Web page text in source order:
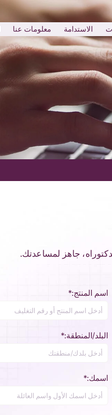
الاستدامة معلومات عنا
جاهز لمساعدتك.
اسم المنتج:*
البلد/المنطقة:*
اسمك:*